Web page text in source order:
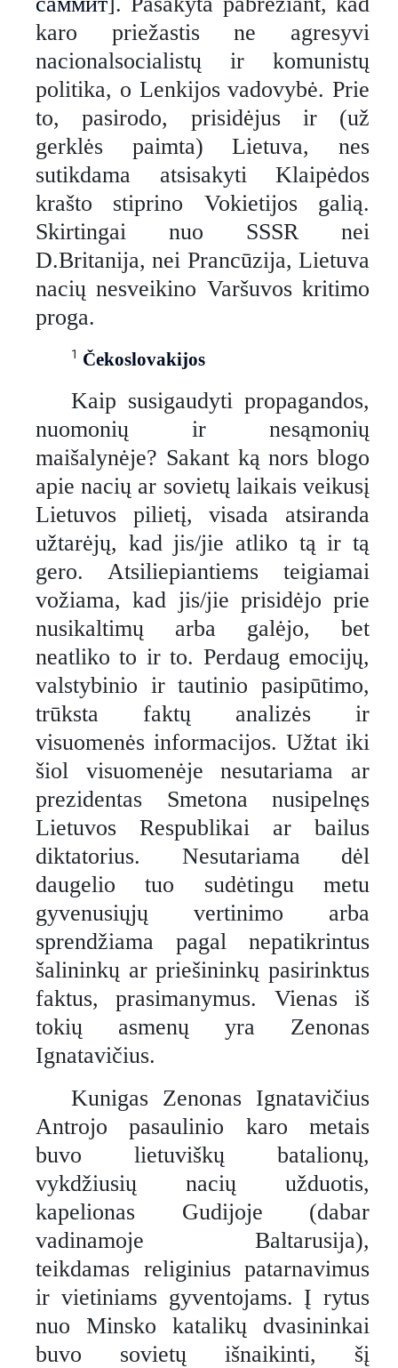
karo priežastis ne agresyvi
nacionalsocialistų ir komunistų
politika, o Lenkijos vadovybė. Prie
to, pasirodo, prisidėjus ir (už
gerklės paimta) Lietuva, nes
sutikdama atsisakyti Klaipėdos
krašto stiprino Vokietijos galią.
Skirtingai nuo SSSR nei
D.Britanija, nei Prancūzija, Lietuva
nacių nesveikino Varšuvos kritimo
proga.
1 Čekoslovakijos
Kaip susigaudyti propagandos,
nuomonių ir nesąmonių
maišalynėje? Sakant ką nors blogo
apie nacių ar sovietų laikais veikusį
Lietuvos pilietį, visada atsiranda
užtarėjų, kad jis/jie atliko tą ir tą
gero. Atsiliepiantiems teigiamai
vožiama, kad jis/jie prisidėjo prie
nusikaltimų arba galėjo, bet
neatliko to ir to. Perdaug emocijų,
valstybinio ir tautinio pasipūtimo,
trūksta faktų analizės ir
visuomenės informacijos. Užtat iki
šiol visuomenėje nesutariama ar
prezidentas Smetona nusipelnęs
Lietuvos Respublikai ar bailus
diktatorius. Nesutariama dėl
daugelio tuo sudėtingu metu
gyvenusiųjų vertinimo arba
sprendžiama pagal nepatikrintus
šalininkų ar priešininkų pasirinktus
faktus, prasimanymus. Vienas iš
tokių asmenų yra Zenonas
Ignatavičius.
Kunigas Zenonas Ignatavičius
Antrojo pasaulinio karo metais
buvo lietuviškų batalionų,
vykdžiusių nacių užduotis,
kapelionas Gudijoje (dabar
vadinamoje Baltarusija),
teikdamas religinius patarnavimus
ir vietiniams gyventojams. Į rytus
nuo Minsko katalikų dvasininkai
buvo sovietų išnaikinti, šį